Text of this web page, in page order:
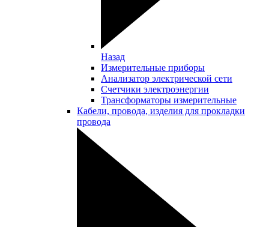
Назад
Измерительные приборы
Анализатор электрической сети
Счетчики электроэнергии
Трансформаторы измерительные
Кабели, провода, изделия для прокладки
провода